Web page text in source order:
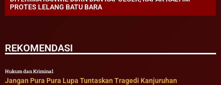
PROTES LELANG BATU BARA
REKOMENDASI
Hukum dan Kriminal
Jangan Pura Pura Lupa Tuntaskan Tragedi Kanjuruhan